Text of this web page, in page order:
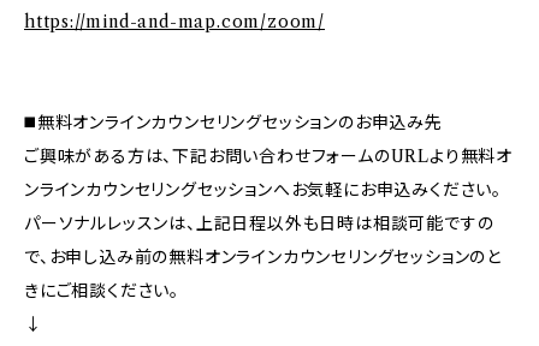
https://mind-and-map.com/zoom/
◼️無料オンラインカウンセリングセッションのお申込み先
ご興味がある方は、下記お問い合わせフォームのURLより無料オ
ンラインカウンセリングセッションへお気軽にお申込みください。
パーソナルレッスンは、上記日程以外も日時は相談可能ですの
で、お申し込み前の無料オンラインカウンセリングセッションのと
きにご相談ください。
↓